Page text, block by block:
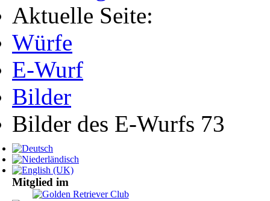
Aktuelle Seite:
Würfe
E-Wurf
Bilder
Bilder des E-Wurfs 73
Mitglied im